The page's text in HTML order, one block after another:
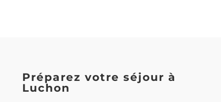
Préparez votre séjour à
Luchon